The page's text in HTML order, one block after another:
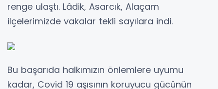
renge ulaştı. Lâdik, Asarcık, Alaçam
ilçelerimizde vakalar tekli sayılara indi.
Bu başarıda halkımızın önlemlere uyumu
kadar, Covid 19 aşısının koruyucu gücünün